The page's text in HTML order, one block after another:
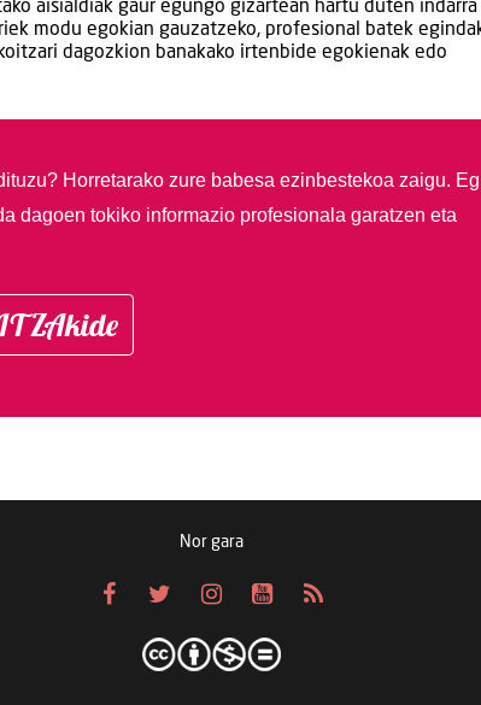
aisialdiak gaur egungo gizartean hartu duten
modu egokian gauzatzeko, profesional batek
dagozkion banakako irtenbide egokienak edo
Horretarako zure babesa ezinbestekoa zaigu.
dagoen tokiko informazio profesionala garatzen eta
Nor gara